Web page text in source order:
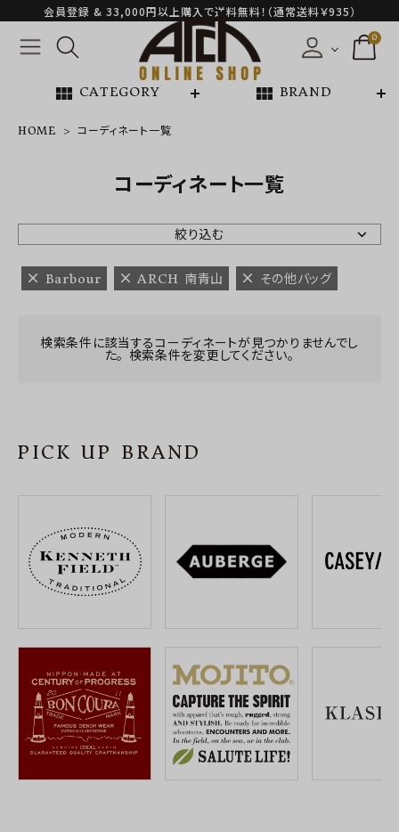
会員登録 & 33,000円以上購入で送料無料！（通常送料￥935）
0
view_module CATEGORY view_module BRAND
NEW ARRIVAL
ARCH EXCLUSIVE
BRAND
INFORMATION
ご利用ガイド
プライバシーポリシー
特定商取引法について
お問い合わせ
OFFICIAL WEB SITE
ACCOUNT MENU
ようこそ ゲスト 様
meeting_room ログイン 会員登録
HOME コーディネート一覧
コーディネート一覧
絞り込む
Barbour ARCH 南青山 その他バッグ
検索条件に該当するコーディネートが見つかりませんでし
た。 検索条件を変更してください。
PICK UP BRAND